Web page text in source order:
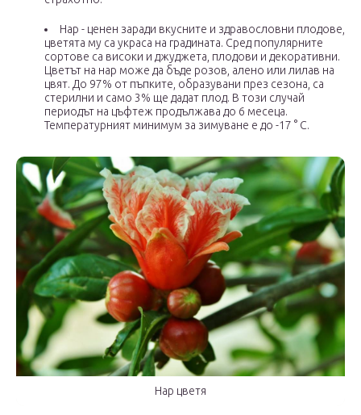
Нар - ценен заради вкусните и здравословни плодове,
цветята му са украса на градината. Сред популярните
сортове са високи и джуджета, плодови и декоративни.
Цветът на нар може да бъде розов, алено или лилав на
цвят. До 97% от пъпките, образувани през сезона, са
стерилни и само 3% ще дадат плод. В този случай
периодът на цъфтеж продължава до 6 месеца.
Температурният минимум за зимуване е до -17 ° С.
Нар цветя